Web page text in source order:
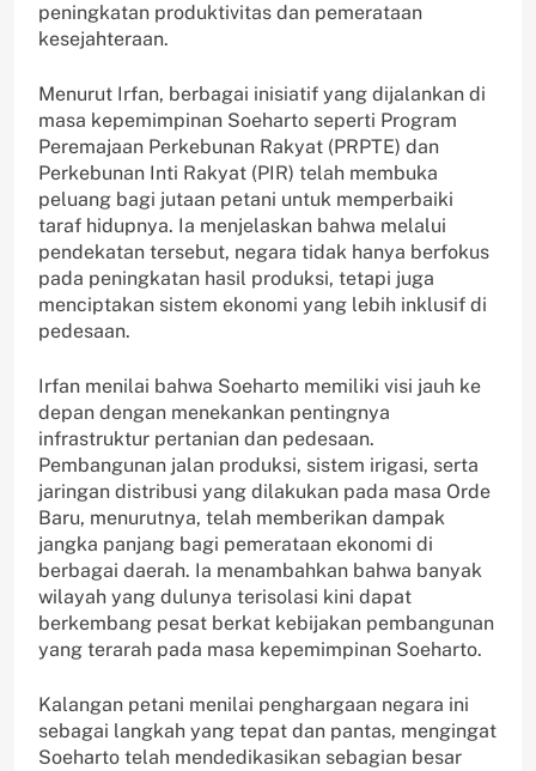
peningkatan produktivitas dan pemerataan
kesejahteraan.
Menurut Irfan, berbagai inisiatif yang dijalankan di
masa kepemimpinan Soeharto seperti Program
Peremajaan Perkebunan Rakyat (PRPTE) dan
Perkebunan Inti Rakyat (PIR) telah membuka
peluang bagi jutaan petani untuk memperbaiki
taraf hidupnya. Ia menjelaskan bahwa melalui
pendekatan tersebut, negara tidak hanya berfokus
pada peningkatan hasil produksi, tetapi juga
menciptakan sistem ekonomi yang lebih inklusif di
pedesaan.
Irfan menilai bahwa Soeharto memiliki visi jauh ke
depan dengan menekankan pentingnya
infrastruktur pertanian dan pedesaan.
Pembangunan jalan produksi, sistem irigasi, serta
jaringan distribusi yang dilakukan pada masa Orde
Baru, menurutnya, telah memberikan dampak
jangka panjang bagi pemerataan ekonomi di
berbagai daerah. Ia menambahkan bahwa banyak
wilayah yang dulunya terisolasi kini dapat
berkembang pesat berkat kebijakan pembangunan
yang terarah pada masa kepemimpinan Soeharto.
Kalangan petani menilai penghargaan negara ini
sebagai langkah yang tepat dan pantas, mengingat
Soeharto telah mendedikasikan sebagian besar